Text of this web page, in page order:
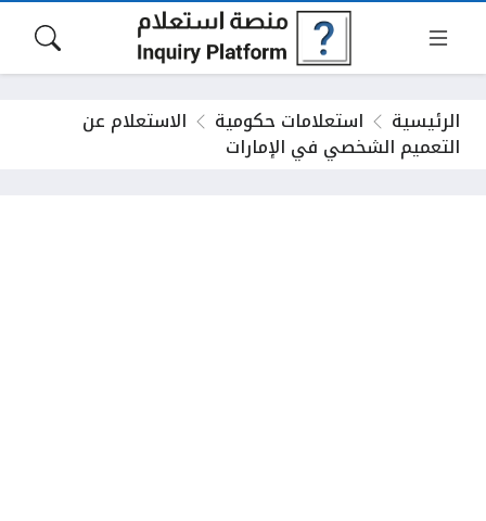
الرئيسية استعلامات حكومية الاستعلام عن
التعميم الشخصي في الإمارات